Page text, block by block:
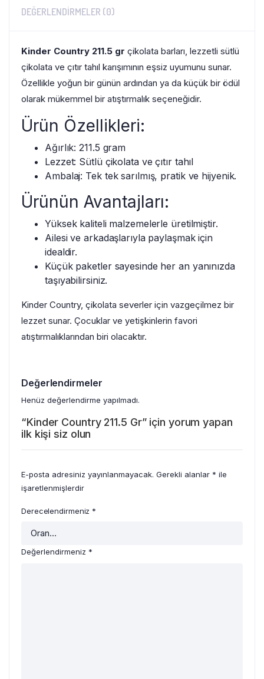
DEĞERLENDIRMELER (0)
Kinder Country 211.5 gr çikolata barları, lezzetli sütlü
çikolata ve çıtır tahıl karışımının eşsiz uyumunu sunar.
Özellikle yoğun bir günün ardından ya da küçük bir ödül
olarak mükemmel bir atıştırmalık seçeneğidir.
Ürün Özellikleri:
Ağırlık: 211.5 gram
Lezzet: Sütlü çikolata ve çıtır tahıl
Ambalaj: Tek tek sarılmış, pratik ve hijyenik.
Ürünün Avantajları:
Yüksek kaliteli malzemelerle üretilmiştir.
Ailesi ve arkadaşlarıyla paylaşmak için
idealdir.
Küçük paketler sayesinde her an yanınızda
taşıyabilirsiniz.
Kinder Country, çikolata severler için vazgeçilmez bir
lezzet sunar. Çocuklar ve yetişkinlerin favori
atıştırmalıklarından biri olacaktır.
Değerlendirmeler
Henüz değerlendirme yapılmadı.
“Kinder Country 211.5 Gr” için yorum yapan
ilk kişi siz olun
E-posta adresiniz yayınlanmayacak. Gerekli alanlar * ile
işaretlenmişlerdir
Derecelendirmeniz *
Değerlendirmeniz *